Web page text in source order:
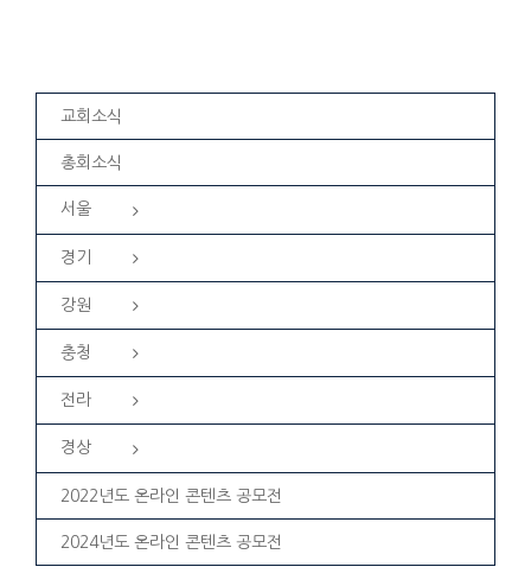
교회소식
총회소식
서울
경기
강원
충청
전라
경상
2022년도 온라인 콘텐츠 공모전
2024년도 온라인 콘텐츠 공모전